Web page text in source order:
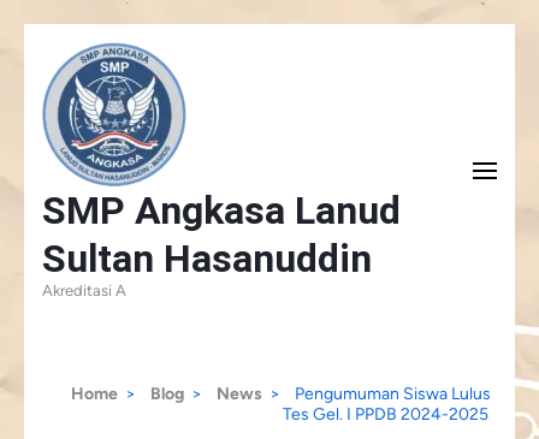
to
content
(Press
Enter)
SMP Angkasa Lanud
Sultan Hasanuddin
Akreditasi A
Home > Blog > News >
Pengumuman Siswa Lulus
Tes Gel. I PPDB 2024-2025